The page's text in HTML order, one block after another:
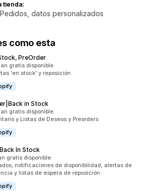
tienda:
datos personalizados
como esta
PreOrder
total
gratis disponible
'en stock' y reposición
in Stock
total
gratis disponible
y Listas de Deseos y Preorders
In Stock
total
gratis disponible
notificaciones de disponibilidad, alertas de
y listas de espera de reposición